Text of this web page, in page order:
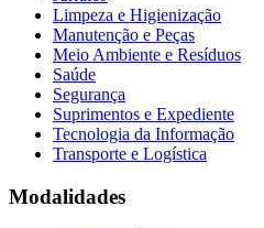
Limpeza e Higienização
Manutenção e Peças
Meio Ambiente e Resíduos
Saúde
Segurança
Suprimentos e Expediente
Tecnologia da Informação
Transporte e Logística
Modalidades